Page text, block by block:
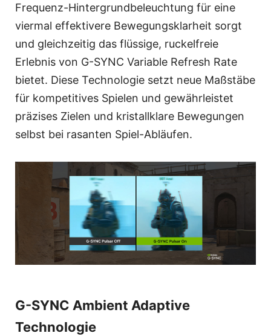
Frequenz-Hintergrundbeleuchtung für eine
viermal effektivere Bewegungsklarheit sorgt
und gleichzeitig das flüssige, ruckelfreie
Erlebnis von G-SYNC Variable Refresh Rate
bietet. Diese Technologie setzt neue Maßstäbe
für kompetitives Spielen und gewährleistet
präzises Zielen und kristallklare Bewegungen
selbst bei rasanten Spiel-Abläufen.
G-SYNC Ambient Adaptive
Technologie